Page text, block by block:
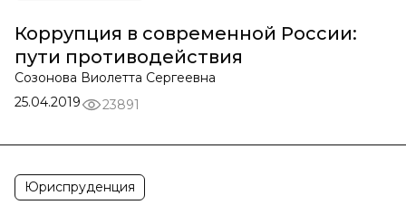
Коррупция в современной России:
пути противодействия
Созонова Виолетта Сергеевна
25.04.2019
23891
Юриспруденция